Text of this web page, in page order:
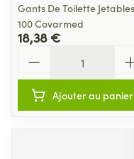
Gants De Toilette Jetables
100 Covarmed
18,38 €
Ajouter au panier